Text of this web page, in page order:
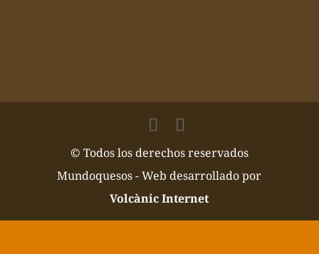
© Todos los derechos reservados
Mundoquesos - Web desarrollado por
Volcànic Internet